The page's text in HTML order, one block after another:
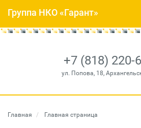
+7 (818) 220-
ул. Попова, 18,
Группа НКО «Гарант»
Главная Главная страница